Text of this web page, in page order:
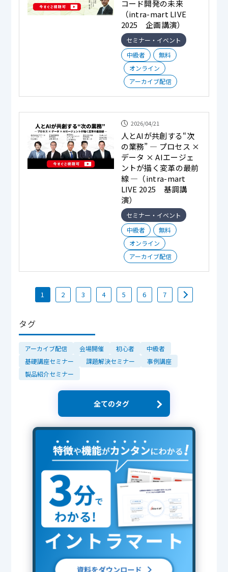
コード開発の未来
（intra-mart LIVE
2025 企画講演）
セミナー・イベント
中級者
無料
オンライン
アーカイブ配信
2026/04/21
人とAIが共創する“次
の業務” — プロセス ×
データ × AIエージェ
ントが描く変革の最前
線 —（intra-mart
LIVE 2025 基調講
演）
セミナー・イベント
中級者
無料
オンライン
アーカイブ配信
1 2 3 4 5 6 7
タグ
アーカイブ配信 会場開催 初心者
中級者
基礎講座セミナー
課題解決セミナー
事例講座
製品紹介セミナー
全てのタグ